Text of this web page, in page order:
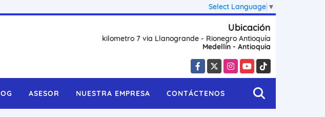
Select Language ▼
Ubicación
kilometro 7 via Llanogrande - Rionegro Antioquía
Medellín - Antioquia
Facebook
X InstagramYouTubeTikTok
ASESOR NUESTRA EMPRESA CONTÁCTENOS